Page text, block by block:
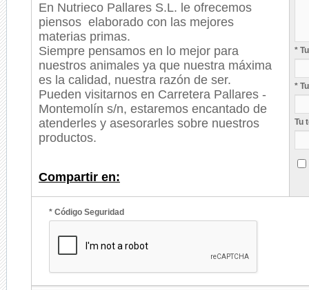
En Nutrieco Pallares S.L. le ofrecemos
piensos elaborado con las mejores
materias primas.
Siempre pensamos en lo mejor para
nuestros animales ya que nuestra máxima
es la calidad, nuestra razón de ser.
Pueden visitarnos en Carretera Pallares -
Montemolín s/n, estaremos encantado de
atenderles y asesorarles sobre nuestros
productos.
Compartir en:
*
*
Tu
* Código Seguridad